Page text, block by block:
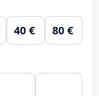
40 € 80 €